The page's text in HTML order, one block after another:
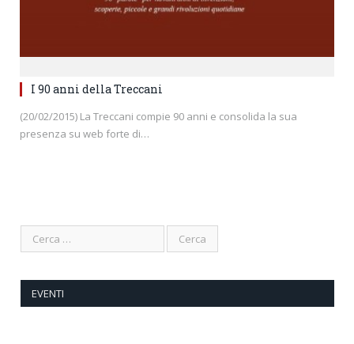
I 90 anni della Treccani
(20/02/2015) La Treccani compie 90 anni e consolida la sua
presenza su web forte di…
EVENTI